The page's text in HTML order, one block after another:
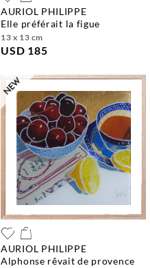
AURIOL PHILIPPE
elle préférait la figue
13 x 13 cm
USD 185
AURIOL PHILIPPE
alphonse rêvait de provence